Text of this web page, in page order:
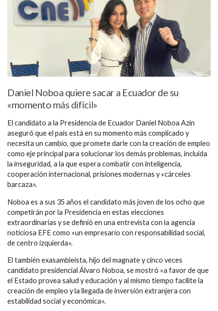
Daniel Noboa quiere sacar a Ecuador de su
«momento más difícil»
El candidato a la Presidencia de Ecuador Daniel Noboa Azín
aseguró que el país está en su momento más complicado y
necesita un cambio, que promete darle con la creación de empleo
como eje principal para solucionar los demás problemas, incluida
la inseguridad, a la que espera combatir con inteligencia,
cooperación internacional, prisiones modernas y «cárceles
barcaza».
Noboa es a sus 35 años el candidato más joven de los ocho que
competirán por la Presidencia en estas elecciones
extraordinarias y se definió en una entrevista con la agencia
noticiosa EFE como «un empresario con responsabilidad social,
de centro izquierda».
El también exasambleísta, hijo del magnate y cinco veces
candidato presidencial Álvaro Noboa, se mostró «a favor de que
el Estado provea salud y educación y al mismo tiempo facilite la
creación de empleo y la llegada de inversión extranjera con
estabilidad social y económica».